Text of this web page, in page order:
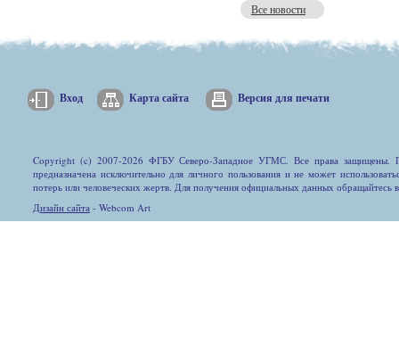
Все новости
Вход Карта сайта Версия для печати
Copyright (c) 2007-2026 ФГБУ Северо-Западное УГМС. Все права защищены.
предназначена исключительно для личного пользования и не может
потерь или человеческих жертв. Для получения официальных данных обращайтесь
Дизайн сайта - Webcom Art